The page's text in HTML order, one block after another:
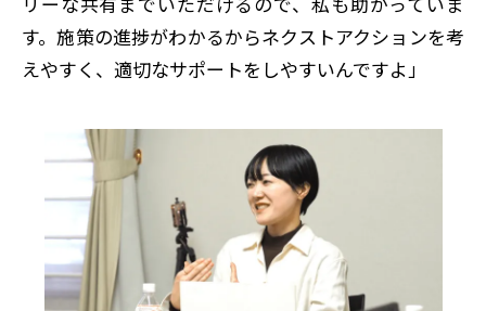
す。施策の進捗がわかるからネクストアクションを考
えやすく、適切なサポートをしやすいんですよ」